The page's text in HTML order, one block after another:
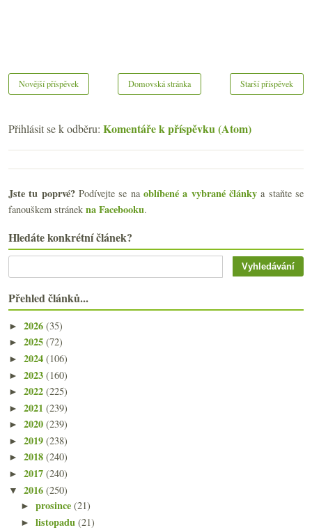
Novější příspěvek Starší příspěvek
Domovská stránka
Přihlásit se k odběru: Komentáře k příspěvku (Atom)
Jste tu poprvé?Podívejte se naoblíbené a vybrané články a staňte se
fanouškem stránek na Facebooku.
Hledáte konkrétní článek?
Přehled článků...
► 2026 (35)
► 2025 (72)
► 2024 (106)
► 2023 (160)
► 2022 (225)
► 2021 (239)
► 2020 (239)
► 2019 (238)
► 2018 (240)
► 2017 (240)
▼ 2016 (250)
►prosince(21)
►listopadu(21)